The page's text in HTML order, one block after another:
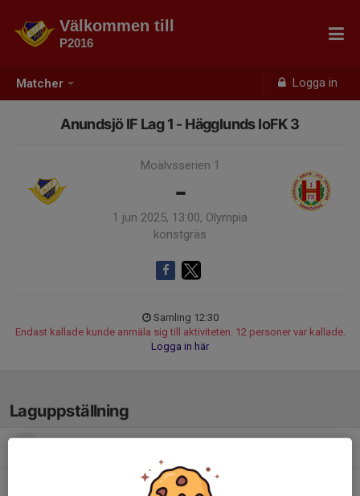
Matcher Logga in
Välkommen till
P2016
Anundsjö IF Lag 1 - Hägglunds IoFK 3
Moälvsserien 1
-
1 jun 2025, 13:00, Olympia
konstgräs
Samling 12:30
Endast kallade kunde anmäla sig till aktiviteten. 12 personer var kallade.
Logga in här
Laguppställning